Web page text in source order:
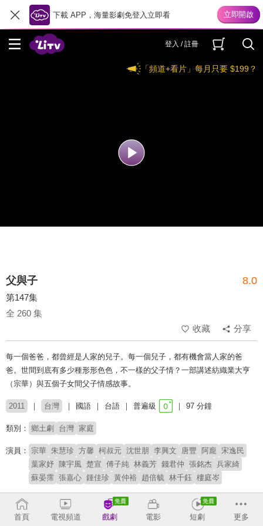
下載 APP，海量影劇免登入立即看
登入 / 註冊
「頻道+看片」每月只要 $199？
父與子 8.0
第147集
全 260 集
收藏
分享
每一個爸爸，都曾經是人家的兒子。每一個兒子，都有機會當人家的爸
爸。世間到底有多少種形形色色，不一樣的父子情？一部講述紡織業大亨
（宗華）與五個子女間父子情感故事。
2011 台灣 國語 台語 普遍級 97 分鐘
類別： 鄉土劇 台灣 家庭
演員： 宗華 朱慧珍 方馨 柯叔元 沈世朋 李興文 唐豐 阿龐 宋逸民
葉家妤 陳宇風 楚宣 傅子純 林義芳 錢君仲 張銘杰 兵家綺
蘇晏霈 張嘉心 鍾佳珍 黃仲裕 趙倍毓 林千鈺 樓庭岑
導演：
首頁 電視頻道 戲劇 電影 短劇 更多